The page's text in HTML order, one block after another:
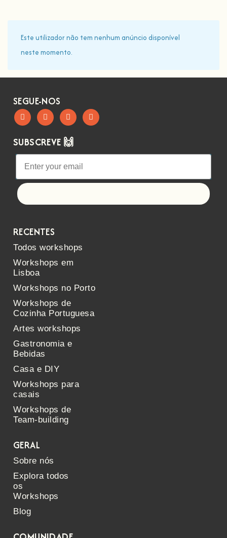
Este utilizador não tem nenhum anúncio disponível
neste momento.
SEGUE-NOS
SUBSCREVE 🙌
RECENTES
Todos workshops
Workshops em
Lisboa
Workshops no Porto
Workshops de
Cozinha Portuguesa
Artes workshops
Gastronomia e
Bebidas
Casa e DIY
Workshops para
casais
Workshops de
Team-building
GERAL
Sobre nós
Explora todos
os
Workshops
Blog